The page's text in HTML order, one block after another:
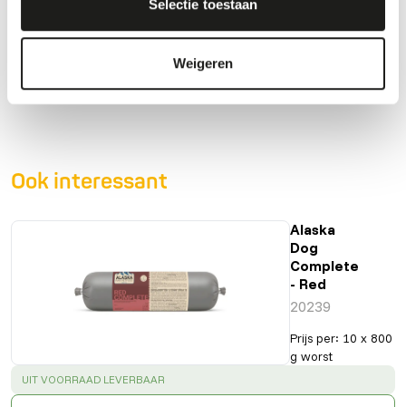
Selectie toestaan
Weigeren(kcal/100 g)
Ook interessant
Alaska
Dog
Complete
- Red
20239
Prijs per: 10 x 800
g worst
SUCCESS:
UIT VOORRAAD LEVERBAAR